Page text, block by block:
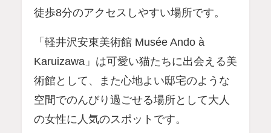
徒歩8分のアクセスしやすい場所です。
「軽井沢安東美術館 Musée Ando à
Karuizawa」は可愛い猫たちに出会える美
術館として、また心地よい邸宅のような
空間でのんびり過ごせる場所として大人
の女性に人気のスポットです。